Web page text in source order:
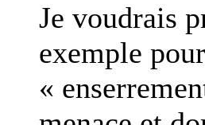
Je voudrais
exemple
«